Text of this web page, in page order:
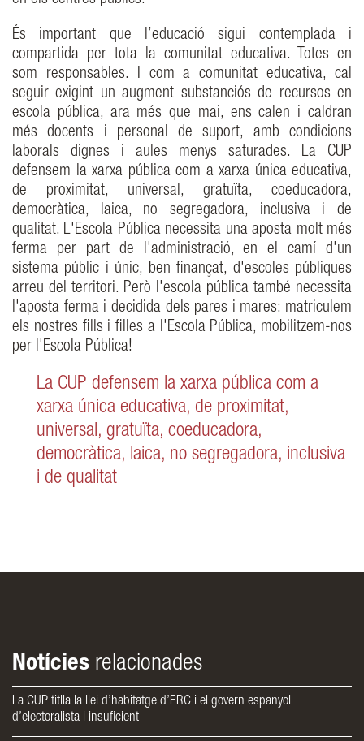
És important que l’educació sigui contemplada i
compartida per tota la comunitat educativa. Totes en
som responsables. I com a comunitat educativa, cal
seguir exigint un augment substanciós de recursos en
escola pública, ara més que mai, ens calen i caldran
més docents i personal de suport, amb condicions
laborals dignes i aules menys saturades. La CUP
defensem la xarxa pública com a xarxa única educativa,
de proximitat, universal, gratuïta, coeducadora,
democràtica, laica, no segregadora, inclusiva i de
qualitat. L'Escola Pública necessita una aposta molt més
ferma per part de l'administració, en el camí d'un
sistema públic i únic, ben finançat, d'escoles públiques
arreu del territori. Però l'escola pública també necessita
l'aposta ferma i decidida dels pares i mares: matriculem
els nostres fills i filles a l'Escola Pública, mobilitzem-nos
per l'Escola Pública!
La CUP defensem la xarxa pública com a
xarxa única educativa, de proximitat,
universal, gratuïta, coeducadora,
democràtica, laica, no segregadora, inclusiva
i de qualitat
Notícies relacionades
La CUP titlla la llei d’habitatge d’ERC i el govern espanyol
d’electoralista i insuficient